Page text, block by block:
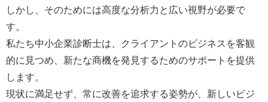
しかし、そのためには高度な分析力と広い視野が必要で
す。
私たち中小企業診断士は、クライアントのビジネスを客観
的に見つめ、新たな商機を発見するためのサポートを提供
します。
現状に満足せず、常に改善を追求する姿勢が、新しいビジ